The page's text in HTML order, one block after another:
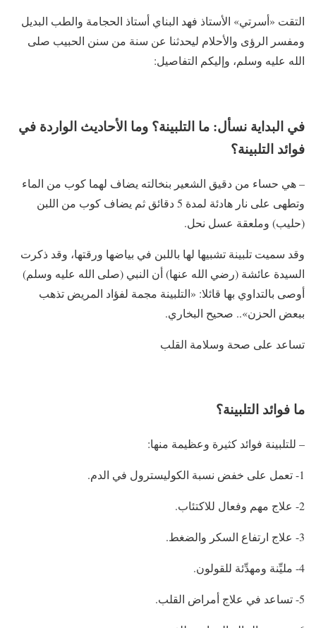
التقت «أسرتي» الأستاذ فهد البناي أستاذ الحجامة والطب البديل
ومفسر الرؤى والأحلام ليحدثنا عن سنة من سنن الحبيب صلى
الله عليه وسلم، وإليكم التفاصيل:
في البداية نسأل: ما التلبينة؟ وما الأحاديث الواردة في
فوائد التلبينة؟
– هي حساء من دقيق الشعير بنخالته يضاف لهما كوب من الماء
وتطهى على نار هادئة لمدة 5 دقائق ثم يضاف كوب من اللبن
(حليب) وملعقة عسل نحل.
وقد سميت تلبينة تشبيها لها باللبن في بياضها ورقتها، وقد ذكرت
السيدة عائشة (رضي الله عنها) أن النبي (صلى الله عليه وسلم)
أوصى بالتداوي بها قائلا: «التلبينة مجمة لفؤاد المريض تذهب
ببعض الحزن».. صحيح البخاري.
تساعد على صحة وسلامة القلب
ما فوائد التلبينة؟
– للتلبينة فوائد كثيرة وعظيمة منها:
1- تعمل على خفض نسبة الكوليسترول في الدم.
2- علاج مهم وفعال للاكتئاب.
3- علاج ارتفاع السكر والضغط.
4- مليِّنة ومهدِّئة للقولون.
5- تساعد في علاج أمراض القلب.